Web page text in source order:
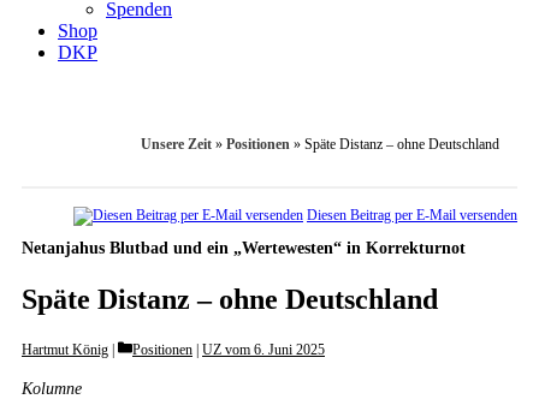
Spenden
Shop
DKP
Unsere Zeit » Positionen » Späte Distanz – ohne Deutschland
Diesen Beitrag per E-Mail versenden
Netanjahus Blutbad und ein „Wertewesten“ in Korrekturnot
Späte Distanz – ohne Deutschland
Hartmut König Categories
Positionen UZ vom 6. Juni 2025
Kolumne